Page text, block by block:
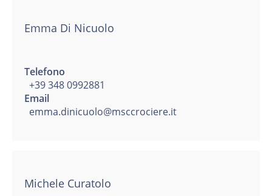
Emma Di Nicuolo
Telefono
+39 348 0992881
Email
emma.dinicuolo@msccrociere.it
Michele Curatolo